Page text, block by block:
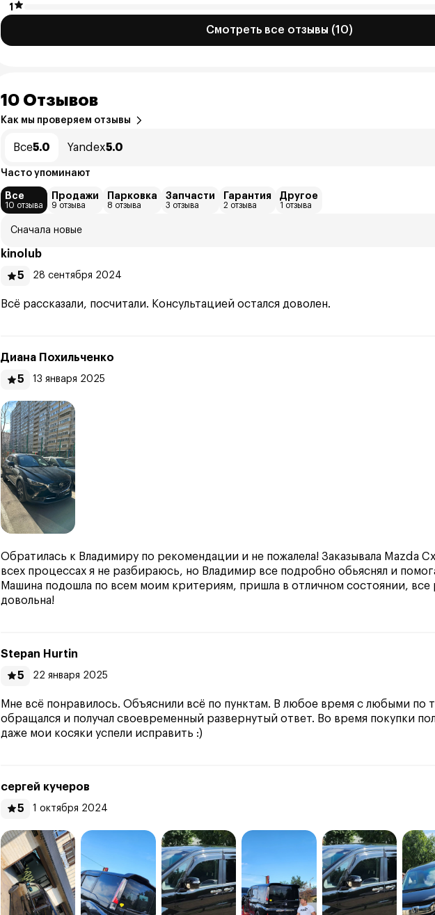
1
Смотреть все отзывы (10)
10 Отзывов
Как мы проверяем отзывы
Все5.0 Yandex5.0
Часто упоминают
Все
10 отзыва
Продажи
9 отзыва
Парковка
8 отзыва
Запчасти
3 отзыва
Гарантия
2 отзыва
Другое
1 отзыва
Сначала новые
kinolub
5
28 сентября 2024
Всё рассказали, посчитали. Консультацией остался доволен.
Диана Похильченко
5
13 января 2025
Обратилась к Владимиру по рекомендации и не пожалела! Заказывала Mazda
всех процессах я не разбираюсь, но Владимир все подробно обьяснял и
Машина подошла по всем моим критериям, пришла в отличном состоянии, все
довольна!
Stepan Hurtin
5
22 января 2025
Мне всё понравилось. Объяснили всё по пунктам. В любое время с любыми по
обращался и получал своевременный развернутый ответ. Во время покупки
даже мои косяки успели исправить :)
сергей кучеров
5
1 октября 2024